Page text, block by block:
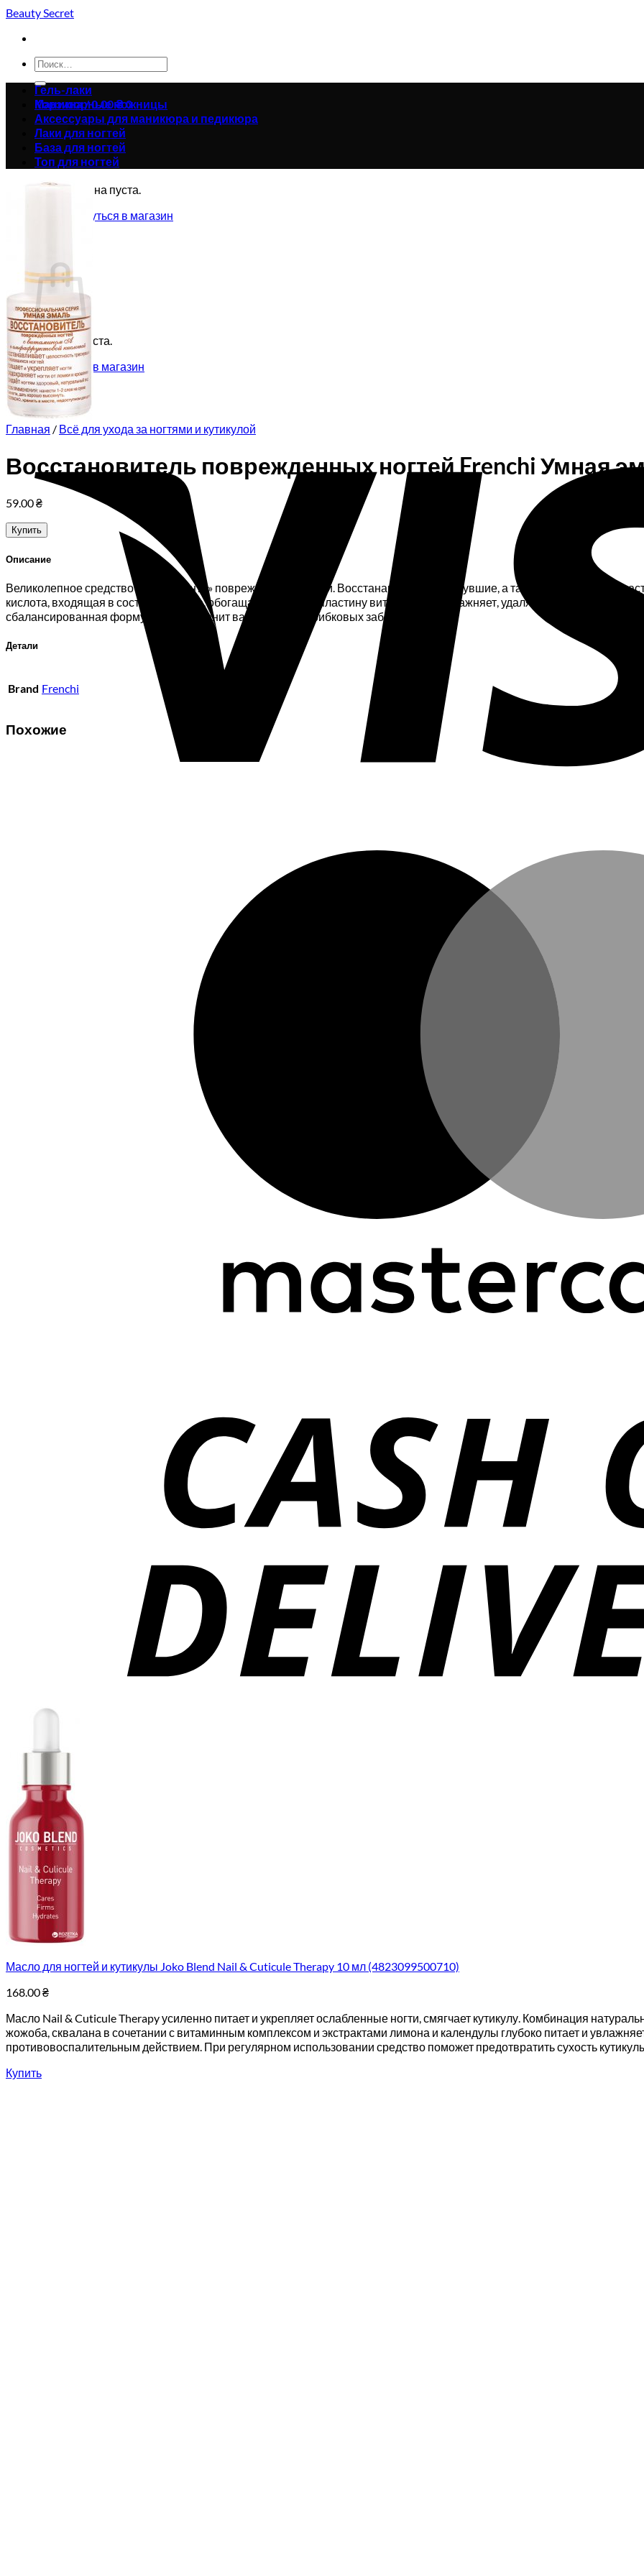
Skip
content
Beauty Secret
Искать:
Корзина /0.00₴0
Корзина пуста.
Вернуться в магазин
Корзина пуста.
Вернуться в магазин
Гель-лаки
Маникюрные ножницы
Аксессуары для маникюра и педикюра
Лаки для ногтей
База для ногтей
Топ для ногтей
Главная / Всё для ухода за ногтями и кутикулой
Восстановитель поврежденных ногтей Frenchi Умная
59.00₴
Купить
Описание
Великолепное средство для «ремонта» поврежденных ногтей. Восстанавливает треснувшие, а также отколовшиеся
кислота, входящая в состав средства, обогащает ногтевую пластину витаминами, увлажняет, удаляет и
сбалансированная формула предохранит ваши ногти от грибковых заболеваний.
Детали
Brand Frenchi
Похожие
Масло для ногтей и кутикулы Joko Blend Nail & Cuticule Therapy 10 мл (4823099500710)
168.00₴
Масло Nail & Cuticule Therapy усиленно питает и укрепляет ослабленные ногти, смягчает кутикулу. Комбинация
жожоба, сквалана в сочетании с витаминным комплексом и экстрактами лимона и календулы глубоко питает и
противовоспалительным действием. При регулярном использовании средство поможет предотвратить сухость
Купить